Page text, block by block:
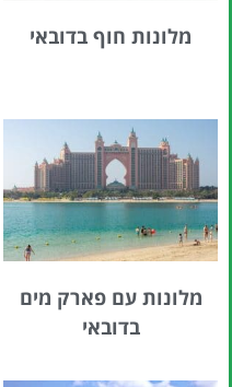
מלונות חוף בדובאי
מלונות עם פארק מים
בדובאי